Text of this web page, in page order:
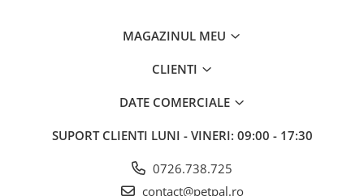
MAGAZINUL MEU
CLIENTI
DATE COMERCIALE
SUPORT CLIENTI LUNI - VINERI: 09:00 - 17:30
0726.738.725
contact@petpal.ro